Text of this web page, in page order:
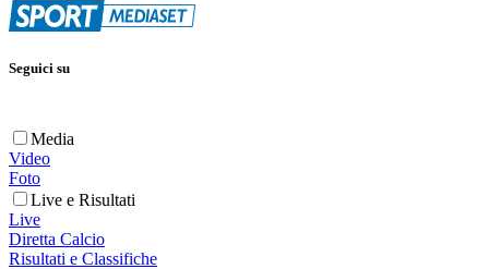
Seguici su
Media
Video
Foto
Live e Risultati
Live
Diretta Calcio
Risultati e Classifiche